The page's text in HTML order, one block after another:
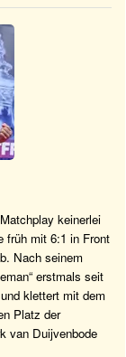
keinerlei
früh mit 6:1 in Front
Nach seinem
erstmals seit
klettert mit dem
Platz der
van Duijvenbode